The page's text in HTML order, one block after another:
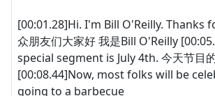
[00:01.28]Hi. I'm Bill O'Reilly. Thanks
众朋友们大家好 我是Bill O'Reilly
special segment is July 4th. 今天节目
[00:08.44]Now, most folks will be
going to a barbecue